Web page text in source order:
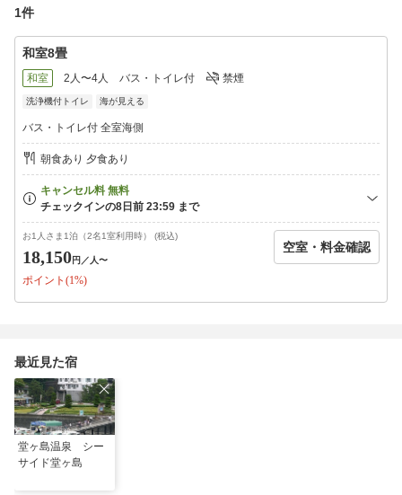
波の穏やかな日には何とも美しい青い海が眺められる。
テレビ、冷蔵庫、金庫、エアコン、バス、トイレ、空気清浄機
アメニティ: 浴衣、バスタオル、タオル、スリッパ、歯ブラシ、
※お子様用の浴衣・バスタオルはございませんのでご持参くださ
い。
□地域情報□
堂ヶ島は海に沈む夕陽が美しい!!
ございます。当館は堂ヶ島の主要観光施設に最も近い宿です。
堂ヶ島マリン(遊覧船) ・・・徒歩2分
伊豆トリックアート迷宮館 ・徒歩2分
乗浜海水浴場 ・・・徒歩
●イベント情報
※各種感染症・新型コロナウイルス感染拡大防止の為、次のよう
なお願いをしております。ご協力をお願い致します。
以下に該当する方の施設利用、入店はご遠慮下さい。
＊ 宿泊日以前に37.5度以上の発熱がある方。
＊ 咳などの症状がみられる方
1件
和室8畳
和室 2人〜4人 バス・トイレ付 禁煙
洗浄機付トイレ 海が見える
バス・トイレ付 全室海側
朝食あり 夕食あり
お1人さま1泊（2名1室利用時） (税込)
18,150円 ／人〜
ポイント(1%)
空室・料金確認
最近見た宿
堂ヶ島温泉 シー
サイド堂ヶ島